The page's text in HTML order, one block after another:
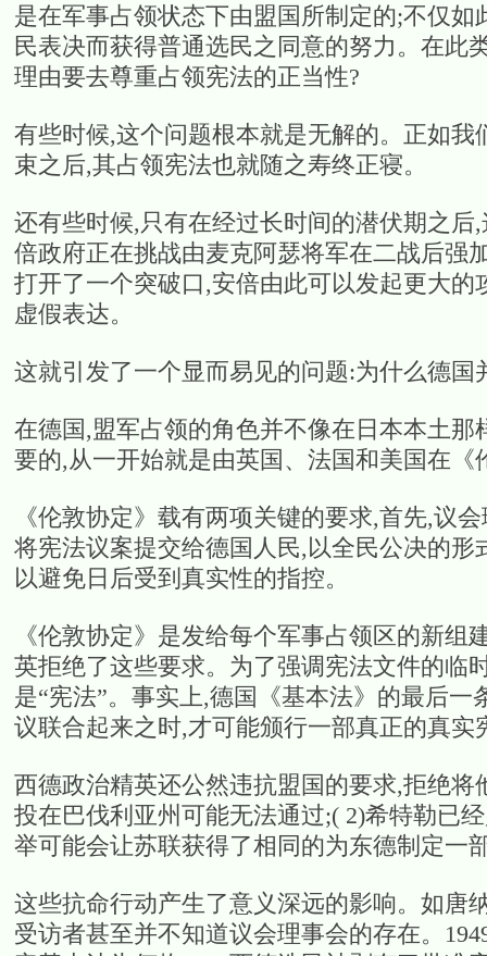
是在军事占领状态下由盟国所制定的;不仅
民表决而获得普通选民之同意的努力。在此
理由要去尊重占领宪法的正当性?
有些时候,这个问题根本就是无解的。正如
束之后,其占领宪法也就随之寿终正寝。
还有些时候,只有在经过长时间的潜伏期之
倍政府正在挑战由麦克阿瑟将军在二战后强
打开了一个突破口,安倍由此可以发起更大
虚假表达。
这就引发了一个显而易见的问题:为什么德
在德国,盟军占领的角色并不像在日本本土
要的,从一开始就是由英国、法国和美国在《
《伦敦协定》载有两项关键的要求,首先,议
将宪法议案提交给德国人民,以全民公决的
以避免日后受到真实性的指控。
《伦敦协定》是发给每个军事占领区的新
英拒绝了这些要求。为了强调宪法文件的临
是“宪法”。事实上,德国《基本法》的最后
议联合起来之时,才可能颁行一部真正的真实
西德政治精英还公然违抗盟国的要求,拒绝
投在巴伐利亚州可能无法通过;( 2)希特勒已
举可能会让苏联获得了相同的为东德制定一
这些抗命行动产生了意义深远的影响。如
受访者甚至并不知道议会理事会的存在。